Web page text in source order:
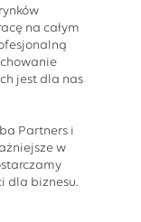
na całym
jest dla nas
Partners i
w
dla biznesu.